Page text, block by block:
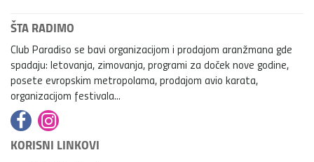
ŠTA RADIMO
Club Paradiso se bavi organizacijom i prodajom aranžmana gde
spadaju: letovanja, zimovanja, programi za doček nove godine,
posete evropskim metropolama, prodajom avio karata,
organizacijom festivala...
KORISNI LINKOVI